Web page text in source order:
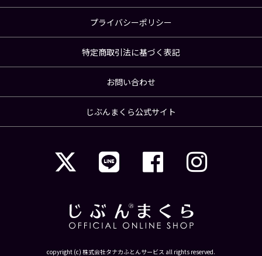
プライバシーポリシー
特定商取引法に基づく表記
お問い合わせ
じぶんまくら公式サイト
copyright (c) 株式会社タナカふとんサービス all rights reserved.